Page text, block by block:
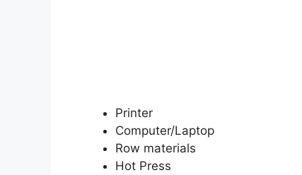
Printer
Computer/Laptop
Row materials
Hot Press